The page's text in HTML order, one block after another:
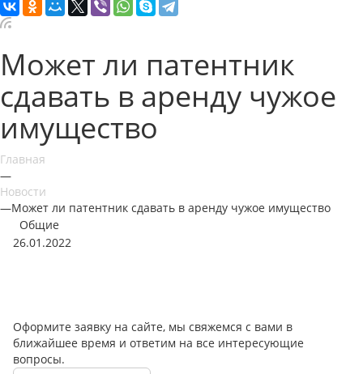
Может ли патентник
сдавать в аренду чужое
имущество
Главная
—
Новости
—Может ли патентник сдавать в аренду чужое имущество
Общие
26.01.2022
Оформите заявку на сайте, мы свяжемся с вами в
ближайшее время и ответим на все интересующие
вопросы.